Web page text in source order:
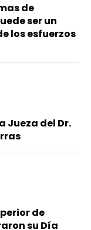
de
ser un
los esfuerzos
Jueza del Dr.
de
su Día